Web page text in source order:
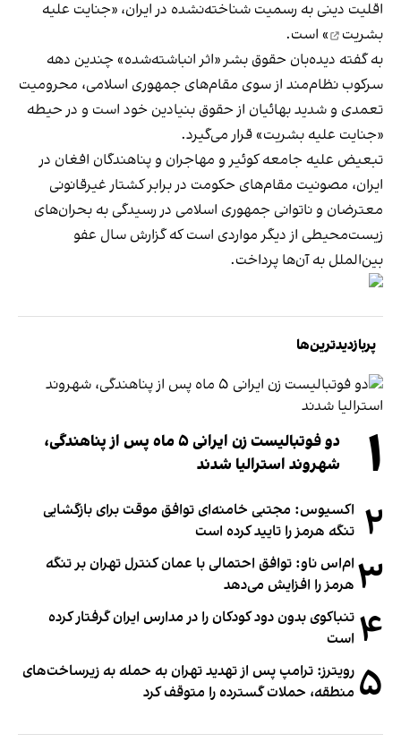
اقلیت دینی به رسمیت شناخته‌نشده در ایران، «جنایت علیه
بشریت
» است.
به گفته دیده‌بان حقوق بشر «اثر انباشته‌شده» چندین دهه
سرکوب نظام‌مند از سوی مقام‌های جمهوری اسلامی، محرومیت
تعمدی و شدید بهائیان از حقوق بنیادین خود است و در حیطه
«جنایت علیه بشریت» قرار می‌گیرد.
تبعیض علیه جامعه کوئیر و مهاجران و پناهندگان افغان در
ایران، مصونیت مقام‌های حکومت در برابر کشتار غیرقانونی
معترضان و ناتوانی جمهوری اسلامی در رسیدگی به بحران‌های
زیست‌محیطی از دیگر مواردی است که گزارش سال عفو
بین‌الملل به آن‌ها پرداخت.
پربازدیدترین‌ها
۱
دو فوتبالیست زن ایرانی ۵ ماه پس از پناهندگی،
شهروند استرالیا شدند
۲ اکسیوس: مجتبی خامنه‌ای توافق موقت برای بازگشایی
تنگه هرمز را تایید کرده است
۳ ام‌اس ناو: توافق احتمالی با عمان کنترل تهران بر تنگه
هرمز را افزایش می‌دهد
۴ تنباکوی بدون دود کودکان را در مدارس ایران گرفتار کرده
است
۵ رویترز: ترامپ پس از تهدید تهران به حمله به زیرساخت‌های
منطقه، حملات گسترده را متوقف کرد